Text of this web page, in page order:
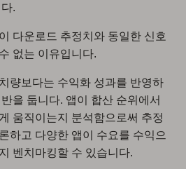
.
다운로드 추정치와 동일한 신호
없는 이유입니다.
량보다는 수익화 성과를 반영하
을 둡니다. 앱이 합산 순위에서
움직이는지 분석함으로써 추정
하고 다양한 앱이 수요를 수익으
벤치마킹할 수 있습니다.